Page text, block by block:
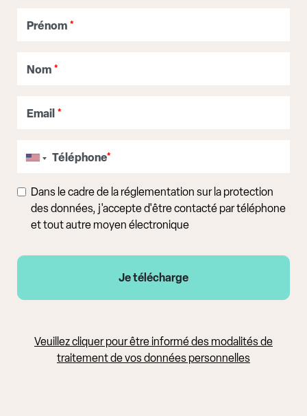
Prénom *
Nom *
Email *
Téléphone*
Dans le cadre de la réglementation sur la protection
des données, j'accepte d'être contacté par téléphone
et tout autre moyen électronique
Veuillez cliquer pour être informé des modalités de
traitement de vos données personnelles